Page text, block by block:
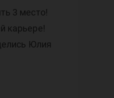
3 место!
карьере!
Юлия